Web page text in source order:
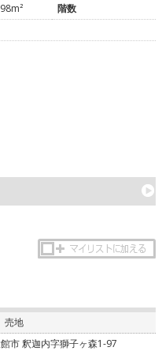
階数
売地
市 釈迦内字獅子ヶ森1-97